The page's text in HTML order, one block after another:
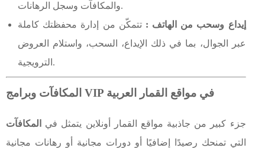
والمكافآت وسجل الرهانات.
إيداع وسحب من الهاتف : تتمكّن من إدارة محفظتك كاملة
عبر الجوال، بما في ذلك الإيداع، السحب، واستلام العروض
الترويجية.
المكافآت وبرامج VIP في مواقع القمار العربية
جزء كبير من جاذبية مواقع القمار أونلاين يتمثل في
المكافآت
التي تمنحك رصيدًا إضافيًا أو دورات مجانية أو رهانات مجانية